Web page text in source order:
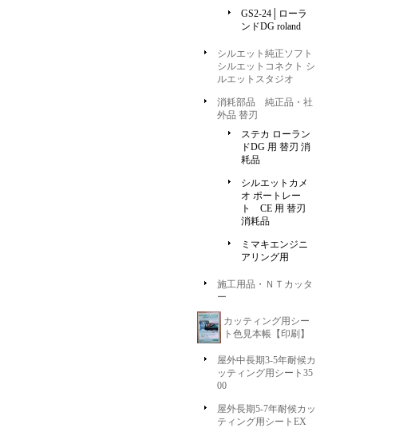
GS2-24│ローラ
ンドDG roland
シルエット純正ソフト
シルエットコネクト シ
ルエットスタジオ
消耗部品 純正品・社
外品 替刃
ステカ ローラン
ドDG 用 替刃 消
耗品
シルエットカメ
オ ポートレー
ト CE 用 替刃
消耗品
ミマキエンジニ
アリング用
施工用品・ＮＴカッタ
ー
カッティング用シー
ト色見本帳【印刷】
屋外中長期3-5年耐候カ
ッティング用シート35
00
屋外長期5-7年耐候カッ
ティング用シートEX